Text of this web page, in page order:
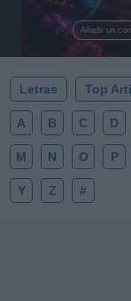
Añadir un
al
esta
✨⭐
Letras Top
A B C D
M N O P
Y Z #